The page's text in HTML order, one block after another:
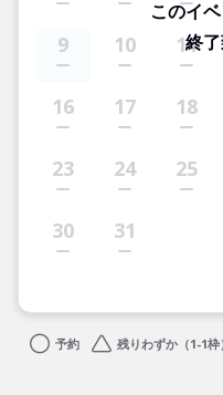
9 10 11
16 17 18
23 24 25
30 31
このイ
終
予約 残りわずか（1-1枠